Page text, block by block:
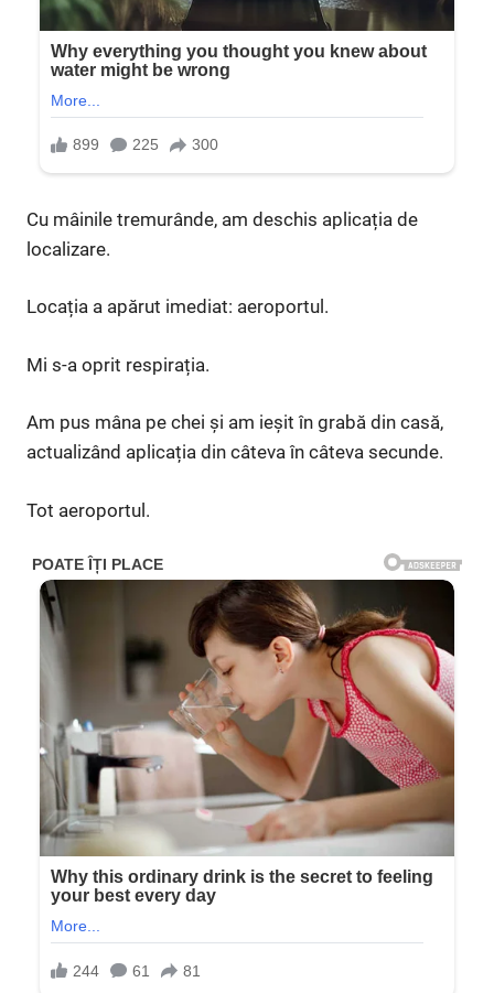
Cu mâinile tremurânde, am deschis aplicația de
localizare.
Locația a apărut imediat: aeroportul.
Mi s-a oprit respirația.
Am pus mâna pe chei și am ieșit în grabă din casă,
actualizând aplicația din câteva în câteva secunde.
Tot aeroportul.